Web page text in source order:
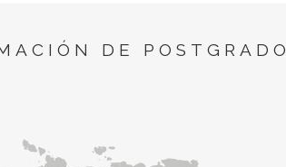
DE POSTGRADO